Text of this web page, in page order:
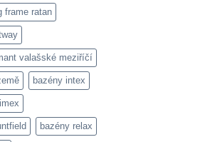
frame ratan
valašské meziříčí
bazény intex
bazény relax